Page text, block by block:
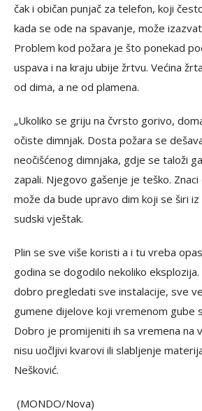
čak i običan punjač za telefon, koji
kada se ode na spavanje, može
Problem kod požara je što ponekad
uspava i na kraju ubije žrtvu. Većina
od dima, a ne od plamena.
„Ukoliko se griju na čvrsto gorivo,
očiste dimnjak. Dosta požara se
neočišćenog dimnjaka, gdje se taloži
zapali. Njegovo gašenje je teško.
može da bude upravo dim koji se širi iz
sudski vještak.
Plin se sve više koristi a i tu vreba
godina se dogodilo nekoliko
dobro pregledati sve instalacije, sve
gumene dijelove koji vremenom gube
Dobro je promijeniti ih sa vremena na
nisu uočljivi kvarovi ili slabljenje
Nešković.
(MONDO/Nova)